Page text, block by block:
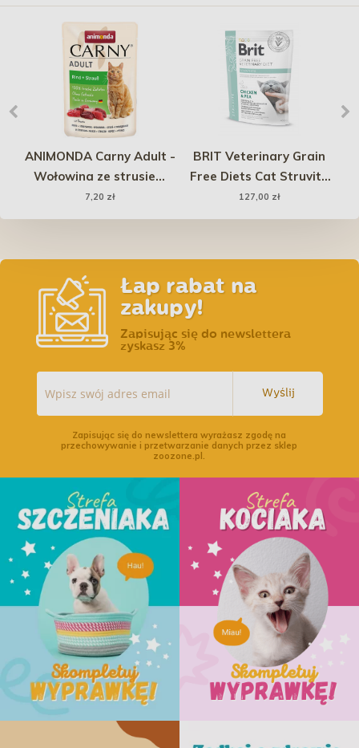
ANIMONDA Carny Adult -
Wołowina ze strusiem
85g (saszetka)
7,20 zł
BRIT Veterinary Grain
Free Diets Cat Struvite
5kg PROMO Uszkodzenie
127,00 zł
Łap rabat na
zakupy!
Zapisując się do newslettera
zyskasz 3%
Wyślij
Zapisując się do newslettera wyrażasz zgodę na
przechowywanie i przetwarzanie danych przez sklep
zoozone.pl.